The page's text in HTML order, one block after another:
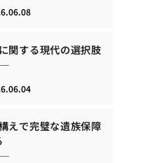
関する現代の選択肢
えで完璧な遺族保障